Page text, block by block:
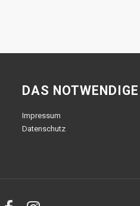
DAS NOTWENDIGE
Impressum
Datenschutz